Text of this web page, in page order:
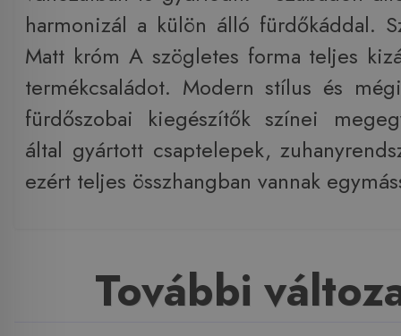
harmonizál a külön álló fürdőkáddal.
Matt króm A szögletes forma teljes
termékcsaládot. Modern stílus és
fürdőszobai kiegészítők színei
által gyártott csaptelepek,
ezért teljes összhangban vannak
További